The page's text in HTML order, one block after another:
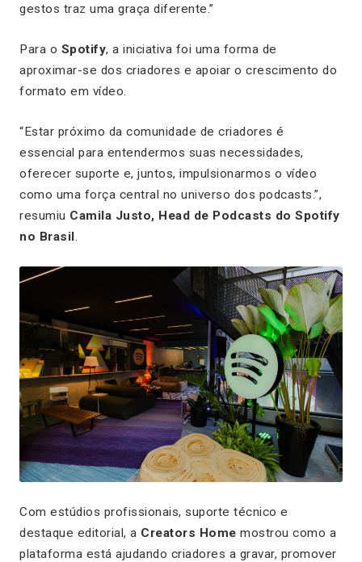
gestos traz uma graça diferente.”
Para o Spotify, a iniciativa foi uma forma de
aproximar-se dos criadores e apoiar o crescimento do
formato em vídeo.
“Estar próximo da comunidade de criadores é
essencial para entendermos suas necessidades,
oferecer suporte e, juntos, impulsionarmos o vídeo
como uma força central no universo dos podcasts.”,
resumiu Camila Justo, Head de Podcasts do Spotify
no Brasil.
Com estúdios profissionais, suporte técnico e
destaque editorial, a Creators Home mostrou como a
plataforma está ajudando criadores a gravar, promover